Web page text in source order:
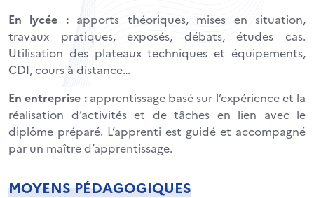
En lycée :apports théoriques, mises en situation,
travaux pratiques, exposés, débats, études cas.
Utilisation des plateaux techniques et équipements,
CDI, cours à distance…
En entreprise :apprentissage basé sur l’expérience et la
réalisation d’activités et de tâches en lien avec le
diplôme préparé. L’apprenti est guidé et accompagné
par un maître d’apprentissage.
MOYENS PÉDAGOGIQUES